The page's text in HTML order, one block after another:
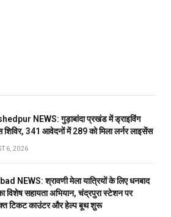
NEWS: गुड़ाबांदा प्रखंड में ड्राइविंग
शिविर, 341 आवेदनों में 289 को मिला लर्नर लाइसेंस
6, 2026
NEWS: श्रावणी मेला यात्रियों के लिए धनबाद
विशेष सहायता अभियान, चंद्रपुरा स्टेशन पर
टिकट काउंटर और हेल्प बूथ शुरू